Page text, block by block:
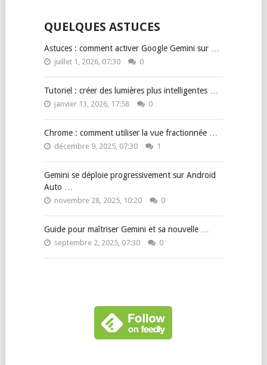
QUELQUES ASTUCES
Astuces : comment activer Google Gemini sur …
juillet 1, 2026, 07:30 0
Tutoriel : créer des lumières plus intelligentes …
janvier 13, 2026, 17:58 0
Chrome : comment utiliser la vue fractionnée …
décembre 9, 2025, 07:30 1
Gemini se déploie progressivement sur Android
Auto …
novembre 28, 2025, 10:20 0
Guide pour maîtriser Gemini et sa nouvelle …
septembre 2, 2025, 07:30 0